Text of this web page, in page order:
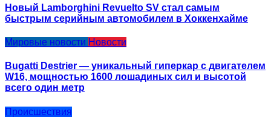
Новый Lamborghini Revuelto SV стал самым
быстрым серийным автомобилем в Хоккенхайме
Мировые новости Новости
Bugatti Destrier — уникальный гиперкар с двигателем
W16, мощностью 1600 лошадиных сил и высотой
всего один метр
Происшествия